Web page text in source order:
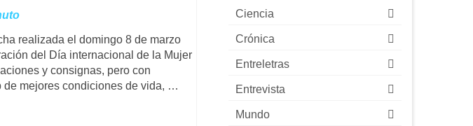
realizada el domingo 8 de marzo
del Día internacional de la Mujer
y consignas, pero con
de mejores condiciones de vida, …
Ciencia
Crónica
Entreletras
Entrevista
Mundo